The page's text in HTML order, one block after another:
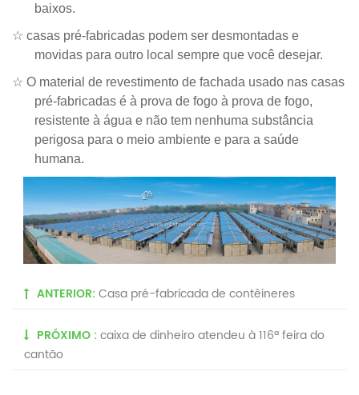
baixos.
☆ casas pré-fabricadas podem ser desmontadas e
movidas para outro local sempre que você desejar.
☆ O material de revestimento de fachada usado nas casas
pré-fabricadas é à prova de fogo à prova de fogo,
resistente à água e não tem nenhuma substância
perigosa para o meio ambiente e para a saúde
humana.
ANTERIOR:Casa pré-fabricada de contêineres
PRÓXIMO :caixa de dinheiro atendeu à 116ª feira do
cantão